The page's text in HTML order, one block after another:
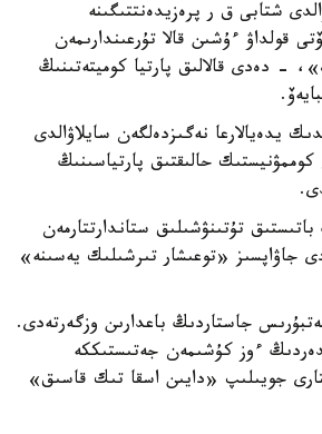
شتابى ق ر پرەزيدەنتتىگىنە
قولداۋ ءۇشىن قالا تۇرعىندارىمەن
- دەدى قالالىق پارتيا كوميتەتىنىڭ
يدەيالارعا نەگىزدەلگەن سايلاۋالدى
كوممۋنيستىك حالىقتىق پارتياسىنىڭ
تۇتىنۋشىلىق ستاندارتتارمەن
جاۋاپسىز «توعىشار تىرشىلىك يەسىنە»
جاستاردىڭ باعدارىن وزگەرتەدى.
ءوز كۇشىمەن جەتىستىككە
جويىلىپ «دايىن اسقا تىك قاسىق»